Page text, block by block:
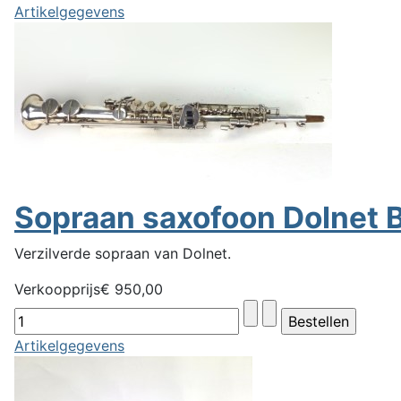
Artikelgegevens
Sopraan saxofoon Dolnet
Verzilverde sopraan van Dolnet.
Verkoopprijs€ 950,00
Artikelgegevens